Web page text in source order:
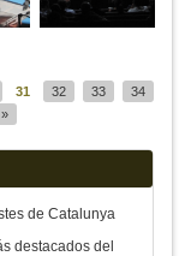
31 32 33
34
de Catalunya
destacados del